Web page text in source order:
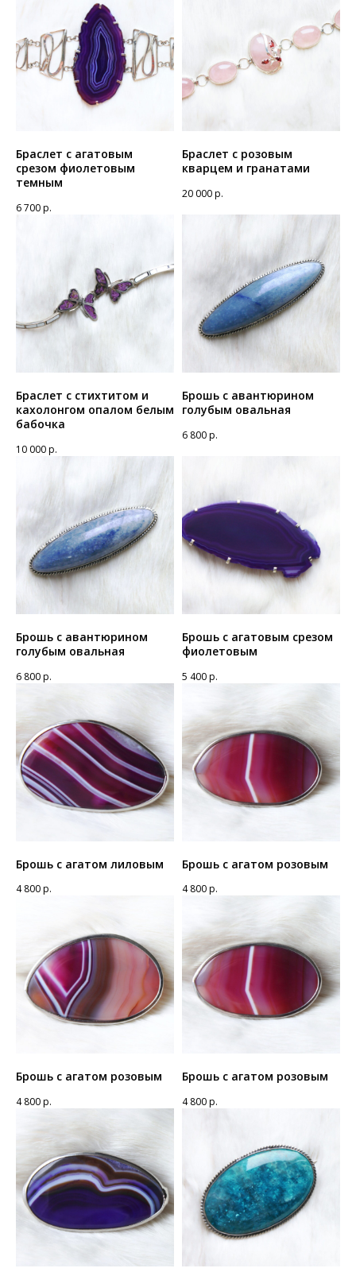
Браслет с агатовым
срезом фиолетовым
темным
6 700р.
Браслет с розовым
кварцем и гранатами
20 000р.
Браслет с стихтитом и
кахолонгом опалом белым
бабочка
10 000р.
Брошь с авантюрином
голубым овальная
6 800р.
Брошь с авантюрином
голубым овальная
6 800р.
Брошь с агатовым срезом
фиолетовым
5 400р.
Брошь с агатом лиловым
4 800р.
Брошь с агатом розовым
4 800р.
Брошь с агатом розовым
4 800р.
Брошь с агатом розовым
4 800р.